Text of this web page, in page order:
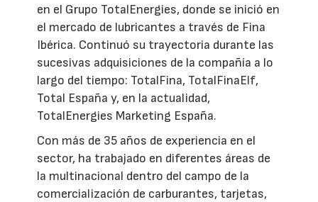
en el Grupo TotalEnergies, donde se inició en
el mercado de lubricantes a través de Fina
Ibérica. Continuó su trayectoria durante las
sucesivas adquisiciones de la compañía a lo
largo del tiempo: TotalFina, TotalFinaElf,
Total España y, en la actualidad,
TotalEnergies Marketing España.
Con más de 35 años de experiencia en el
sector, ha trabajado en diferentes áreas de
la multinacional dentro del campo de la
comercialización de carburantes, tarjetas,